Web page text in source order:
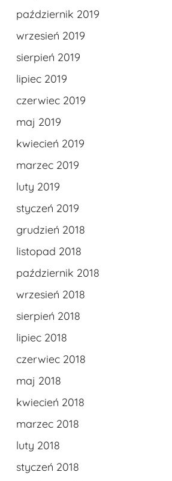
Brak produktów
październik 2019
wrzesień 2019
sierpień 2019
lipiec 2019
czerwiec 2019
maj 2019
kwiecień 2019
marzec 2019
luty 2019
styczeń 2019
grudzień 2018
listopad 2018
październik 2018
wrzesień 2018
sierpień 2018
lipiec 2018
czerwiec 2018
maj 2018
kwiecień 2018
marzec 2018
luty 2018
styczeń 2018